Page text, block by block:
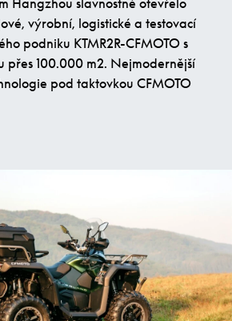
výrobní, logistické a testovací
podniku KTMR2R-CFMOTO s
přes 100.000 m2. Nejmodernější
pod taktovkou CFMOTO